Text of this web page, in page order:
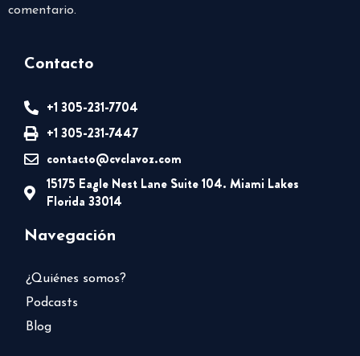
comentario.
Contacto
+1 305-231-7704
+1 305-231-7447
contacto@cvclavoz.com
15175 Eagle Nest Lane Suite 104. Miami Lakes
Florida 33014
Navegación
¿Quiénes somos?
Podcasts
Blog